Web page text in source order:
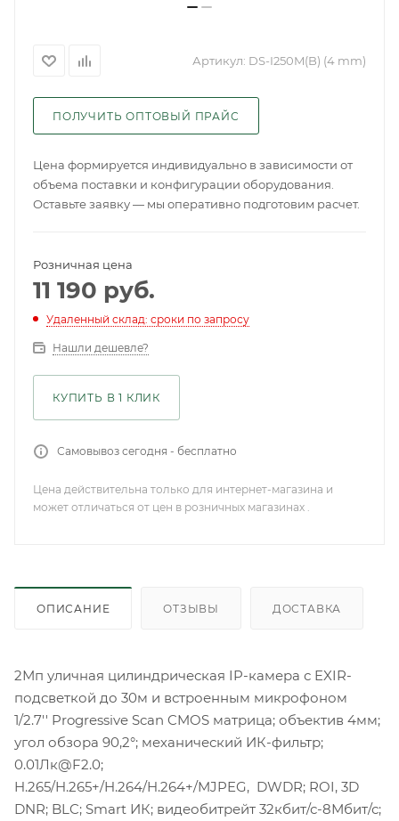
Артикул: DS-I250M(B) (4 mm)
ПОЛУЧИТЬ ОПТОВЫЙ ПРАЙС
Цена формируется индивидуально в зависимости от
объема поставки и конфигурации оборудования.
Оставьте заявку — мы оперативно подготовим расчет.
Розничная цена
11 190 руб.
Удаленный склад: сроки по запросу
Нашли дешевле?
КУПИТЬ В 1 КЛИК
Самовывоз сегодня - бесплатно
Цена действительна только для интернет-магазина и
может отличаться от цен в розничных магазинах .
ОПИСАНИЕ ОТЗЫВЫ ДОСТАВКА
2Мп уличная цилиндрическая IP-камера с EXIR-
подсветкой до 30м и встроенным микрофоном
1/2.7'' Progressive Scan CMOS матрица; объектив 4мм;
угол обзора 90,2°; механический ИК-фильтр;
0.01Лк@F2.0;
H.265/H.265+/H.264/H.264+/MJPEG, DWDR; ROI, 3D
DNR; BLC; Smart ИК; видеобитрейт 32кбит/с-8Мбит/с;